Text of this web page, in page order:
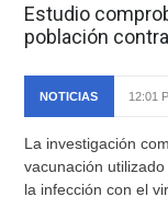
Estudio
población
NOTICIAS 12:01
La investigación
vacunación
la infección con el